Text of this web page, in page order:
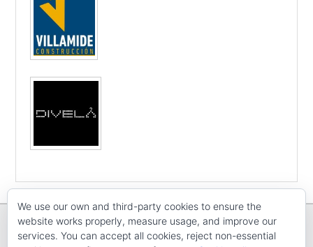
We use our own and third-party cookies to ensure the
website works properly, measure usage, and improve our
services. You can accept all cookies, reject non-essential